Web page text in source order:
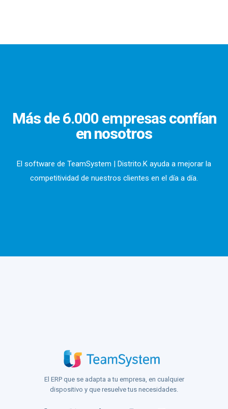
Más de6.000 empresasconfían
en nosotros
El software de TeamSystem | Distrito.K ayuda a mejorar la
competitividad de nuestros clientes en el día a día.
El ERP que se adapta a tu empresa, en cualquier
dispositivo y que resuelve tus necesidades.